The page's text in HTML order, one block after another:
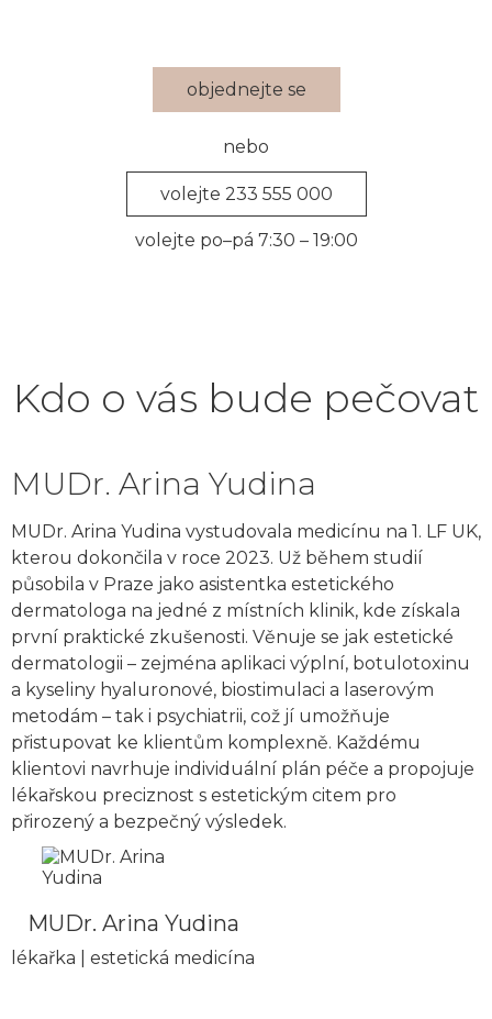
objednejte se
nebo
volejte 233 555 000
volejte po–pá 7:30 – 19:00
Kdo o vás bude pečovat
MUDr. Arina Yudina
lékařka | estetická medicína
MUDr. Arina Yudina
MUDr. Arina Yudina vystudovala medicínu na 1. LF UK,
kterou dokončila v roce 2023. Už během studií
působila v Praze jako asistentka estetického
dermatologa na jedné z místních klinik, kde získala
první praktické zkušenosti. Věnuje se jak estetické
dermatologii – zejména aplikaci výplní, botulotoxinu
a kyseliny hyaluronové, biostimulaci a laserovým
metodám – tak i psychiatrii, což jí umožňuje
přistupovat ke klientům komplexně. Každému
klientovi navrhuje individuální plán péče a propojuje
lékařskou preciznost s estetickým citem pro
přirozený a bezpečný výsledek.